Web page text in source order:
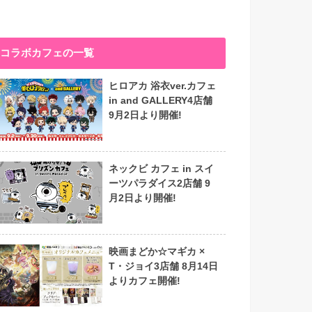
コラボカフェの一覧
ヒロアカ 浴衣ver.カフェ
in and GALLERY4店舗
9月2日より開催!
ネックビ カフェ in スイ
ーツパラダイス2店舗 9
月2日より開催!
映画まどか☆マギカ ×
T・ジョイ3店舗 8月14日
よりカフェ開催!